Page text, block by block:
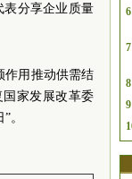
表分享企业质量
作用推动供需结
国家发展改革委
。
6
7
8
9